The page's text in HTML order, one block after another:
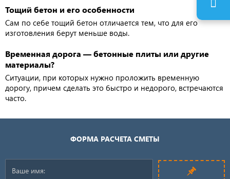
Тощий бетон и его особенности
Сам по себе тощий бетон отличается тем, что для его
изготовления берут меньше воды.
Временная дорога — бетонные плиты или другие
материалы?
Ситуации, при которых нужно проложить временную
дорогу, причем сделать это быстро и недорого, встречаются
часто.
ФОРМА РАСЧЕТА СМЕТЫ